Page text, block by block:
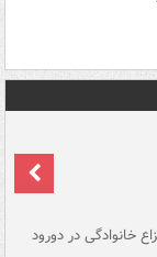
خانوادگی در دورود